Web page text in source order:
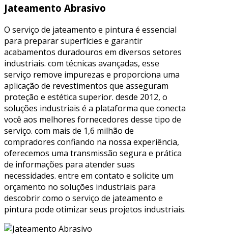
Jateamento Abrasivo
O serviço de jateamento e pintura é essencial
para preparar superfícies e garantir
acabamentos duradouros em diversos setores
industriais. com técnicas avançadas, esse
serviço remove impurezas e proporciona uma
aplicação de revestimentos que asseguram
proteção e estética superior. desde 2012, o
soluções industriais é a plataforma que conecta
você aos melhores fornecedores desse tipo de
serviço. com mais de 1,6 milhão de
compradores confiando na nossa experiência,
oferecemos uma transmissão segura e prática
de informações para atender suas
necessidades. entre em contato e solicite um
orçamento no soluções industriais para
descobrir como o serviço de jateamento e
pintura pode otimizar seus projetos industriais.